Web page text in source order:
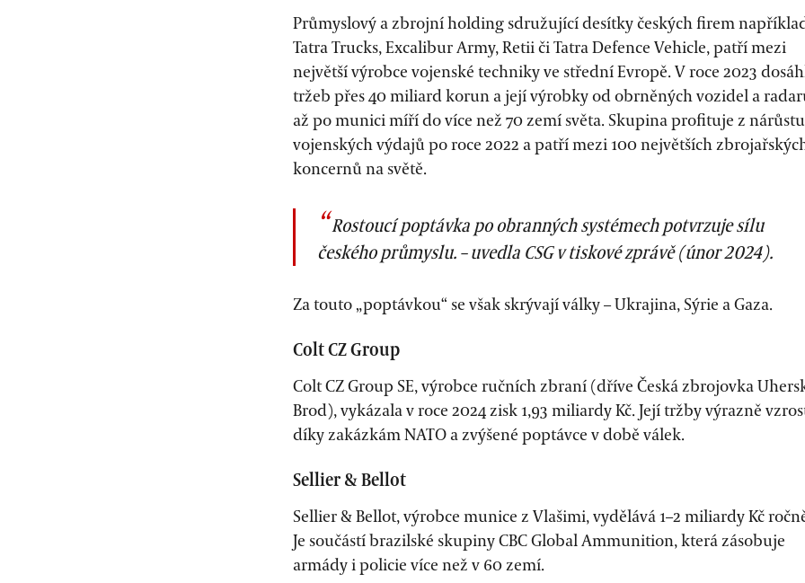
Průmyslový a zbrojní holding sdružující desítky českých firem
Tatra Trucks, Excalibur Army, Retii či Tatra Defence Vehicle, patří mezi
největší výrobce vojenské techniky ve střední Evropě. V roce 2023
tržeb přes 40 miliard korun a její výrobky od obrněných vozidel a
až po munici míří do více než 70 zemí světa. Skupina profituje z nárůstu
vojenských výdajů po roce 2022 a patří mezi 100 největších
koncernů na světě.
Rostoucí poptávka po obranných systémech potvrzuje sílu
českého průmyslu. – uvedla CSG v tiskové zprávě (únor 2024).
Za touto „poptávkou“ se však skrývají války – Ukrajina, Sýrie a Gaza.
Colt CZ Group
Colt CZ Group SE, výrobce ručních zbraní (dříve Česká zbrojovka
Brod), vykázala v roce 2024 zisk 1,93 miliardy Kč. Její tržby výrazně
díky zakázkám NATO a zvýšené poptávce v době válek.
Sellier & Bellot
Sellier & Bellot, výrobce munice z Vlašimi, vydělává1–2 miliardy Kč
Je součástí brazilské skupiny CBC Global Ammunition, která zásobuje
armády i policie více než v 60 zemí.